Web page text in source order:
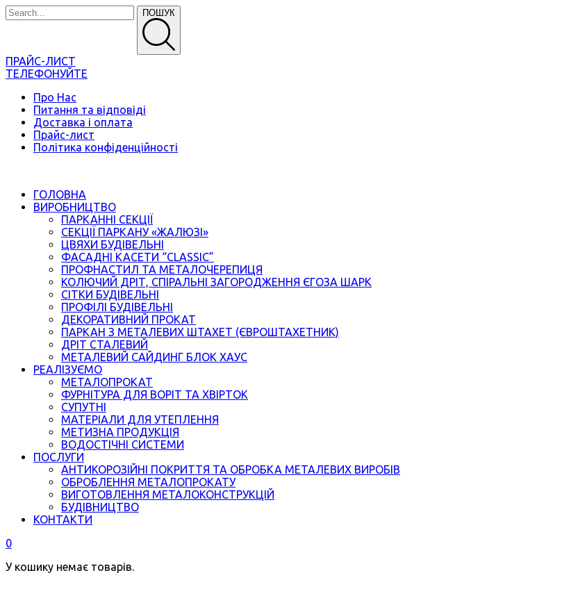
ПОШУК
ПРАЙС-ЛИСТ
ТЕЛЕФОНУЙТЕ
Про Нас
Питання та відповіді
Доставка і оплата
Прайс-лист
Політика конфіденційності
ГОЛОВНА
ВИРОБНИЦТВО
ПАРКАННІ СЕКЦІЇ
СЕКЦІЇ ПАРКАНУ «ЖАЛЮЗІ»
ЦВЯХИ БУДІВЕЛЬНІ
ФАСАДНІ КАСЕТИ “CLASSIC”
ПРОФНАСТИЛ ТА МЕТАЛОЧЕРЕПИЦЯ
КОЛЮЧИЙ ДРІТ, СПІРАЛЬНІ ЗАГОРОДЖЕННЯ ЄГОЗА ШАРК
СІТКИ БУДІВЕЛЬНІ
ПРОФІЛІ БУДІВЕЛЬНІ
ДЕКОРАТИВНИЙ ПРОКАТ
ПАРКАН З МЕТАЛЕВИХ ШТАХЕТ (ЄВРОШТАХЕТНИК)
ДРІТ СТАЛЕВИЙ
МЕТАЛЕВИЙ САЙДИНГ БЛОК ХАУС
РЕАЛІЗУЄМО
МЕТАЛОПРОКАТ
ФУРНІТУРА ДЛЯ ВОРІТ ТА ХВІРТОК
СУПУТНІ
МАТЕРІАЛИ ДЛЯ УТЕПЛЕННЯ
МЕТИЗНА ПРОДУКЦІЯ
ВОДОСТІЧНІ СИСТЕМИ
ПОСЛУГИ
АНТИКОРОЗІЙНІ ПОКРИТТЯ ТА ОБРОБКА МЕТАЛЕВИХ ВИРОБІВ
ОБРОБЛЕННЯ МЕТАЛОПРОКАТУ
ВИГОТОВЛЕННЯ МЕТАЛОКОНСТРУКЦІЙ
БУДІВНИЦТВО
КОНТАКТИ
0
У кошику немає товарів.